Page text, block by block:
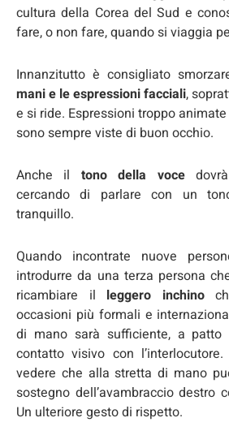
cultura della Corea del Sud e
fare, o non fare, quando si viaggia
Innanzitutto è consigliato
mani e le espressioni facciali,
e si ride. Espressioni troppo
sono sempre viste di buon occhio.
Anche il tono della vocedovrà
cercando di parlare con un
tranquillo.
Quando incontrate nuove
introdurre da una terza persona
ricambiare il leggero inchino
occasioni più formali e
di mano sarà sufficiente, a
contatto visivo con
vedere che alla stretta di mano
sostegno dell’avambraccio destro
Un ulteriore gesto di rispetto.